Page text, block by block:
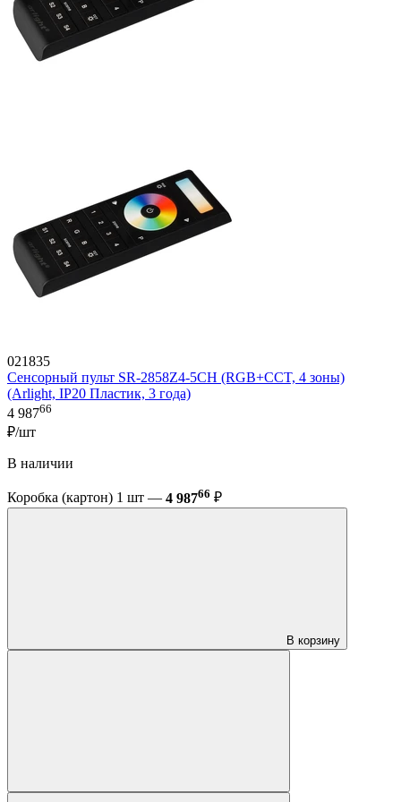
021835
Сенсорный пульт SR-2858Z4-5CH (RGB+CCT, 4 зоны)
(Arlight, IP20 Пластик, 3 года)
4 98766
₽/шт
В наличии
Коробка (картон) 1 шт — 4 98766 ₽
В корзину